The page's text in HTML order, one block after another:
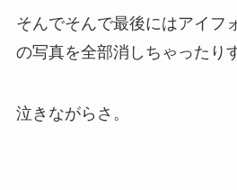
そんでそんで最後にはアイフ
の写真を全部消しちゃったり
泣きながらさ。